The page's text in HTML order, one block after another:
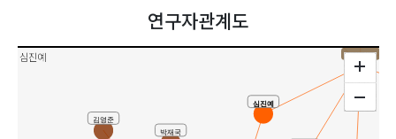
연구자관계도
심진예
김영준
박재국
심진예
공동연구